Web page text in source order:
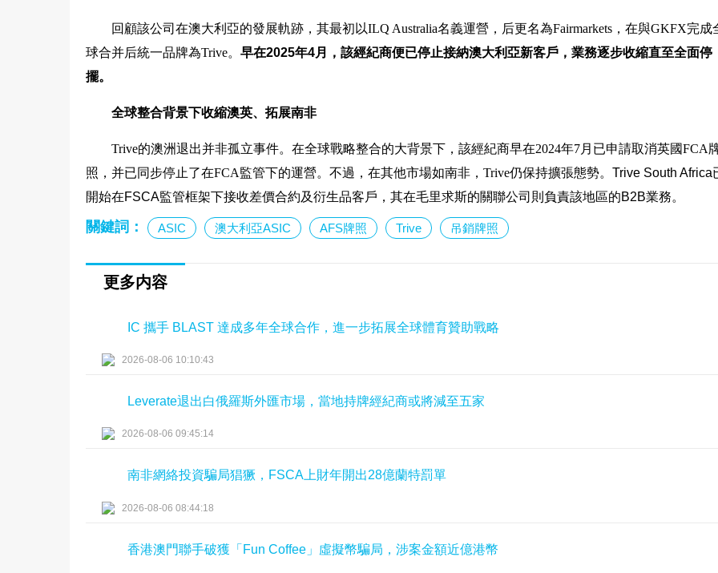
回顧該公司在澳大利亞的發展軌跡，其最初以ILQ Australia名義運營，后更名為Fairmarkets，在與GKFX完成
球合并后統一品牌為Trive。 早在2025年4月，該經紀商便已停止接納澳大利亞新客戶，業務逐步收縮直至全面停
擺。
全球整合背景下收縮澳英、拓展南非
Trive的澳洲退出并非孤立事件。在全球戰略整合的大背景下，該經紀商早在2024年7月已申請取消英國FCA
照，并已同步停止了在FCA監管下的運營。不過，在其他市場如南非，Trive仍保持擴張態勢。 Trive South Africa
開始在FSCA監管框架下接收差價合約及衍生品客戶，其在毛里求斯的關聯公司則負責該地區的B2B業務。
關鍵詞： ASIC 澳大利亞ASIC AFS牌照 Trive 吊銷牌照
更多内容
IC 攜手 BLAST 達成多年全球合作，進一步拓展全球體育贊助戰略
2026-08-06 10:10:43
Leverate退出白俄羅斯外匯市場，當地持牌經紀商或將減至五家
2026-08-06 09:45:14
南非網絡投資騙局猖獗，FSCA上財年開出28億蘭特罰單
2026-08-06 08:44:18
香港澳門聯手破獲「Fun Coffee」虛擬幣騙局，涉案金額近億港幣